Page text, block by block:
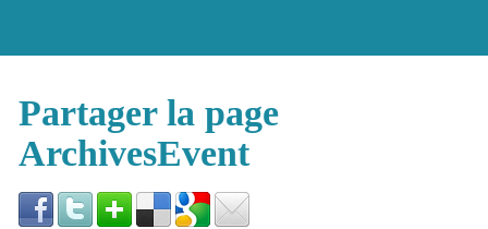
Partager la page
ArchivesEvent